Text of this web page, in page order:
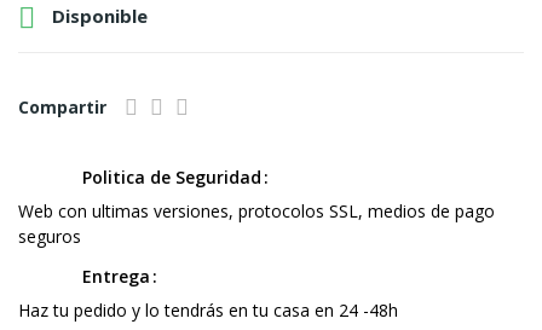
 Disponible
Compartir
Politica de Seguridad
Web con ultimas versiones, protocolos SSL, medios de pago
seguros
Entrega
Haz tu pedido y lo tendrás en tu casa en 24 -48h